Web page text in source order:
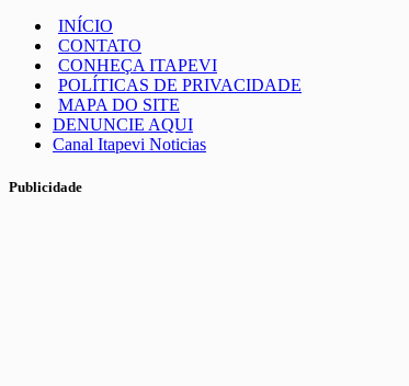
INÍCIO
CONTATO
CONHEÇA ITAPEVI
POLÍTICAS DE PRIVACIDADE
MAPA DO SITE
DENUNCIE AQUI
Canal Itapevi Noticias
Publicidade